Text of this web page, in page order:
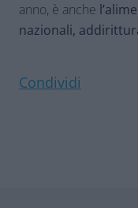
anno, è anche
nazionali,
Condividi